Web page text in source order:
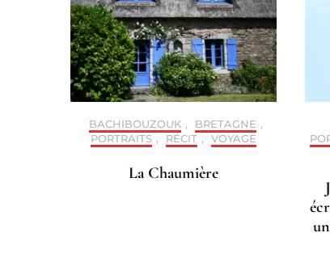
BACHIBOUZOUK , BRETAGNE ,
PORTRAITS , RÉCIT , VOYAGE
La Chaumière